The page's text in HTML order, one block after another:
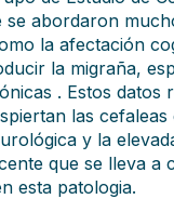
se abordaron
la afectación
la migraña,
. Estos datos
las cefaleas
y la
que se lleva a
esta patologia.